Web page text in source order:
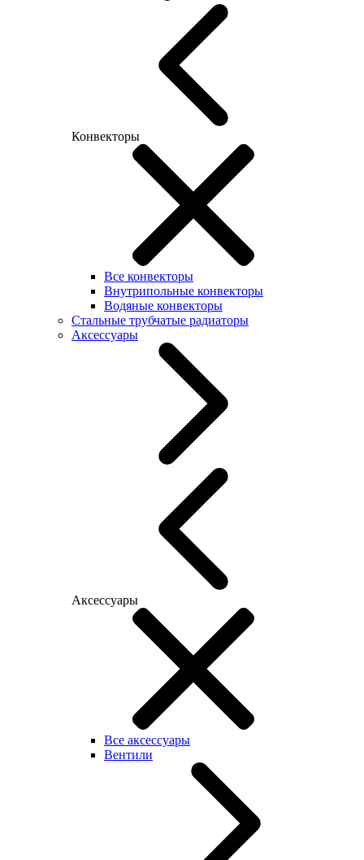
Конвекторы
Все конвекторы
Внутрипольные конвекторы
Водяные конвекторы
Стальные трубчатые радиаторы
Аксессуары
Аксессуары
Все аксессуары
Вентили